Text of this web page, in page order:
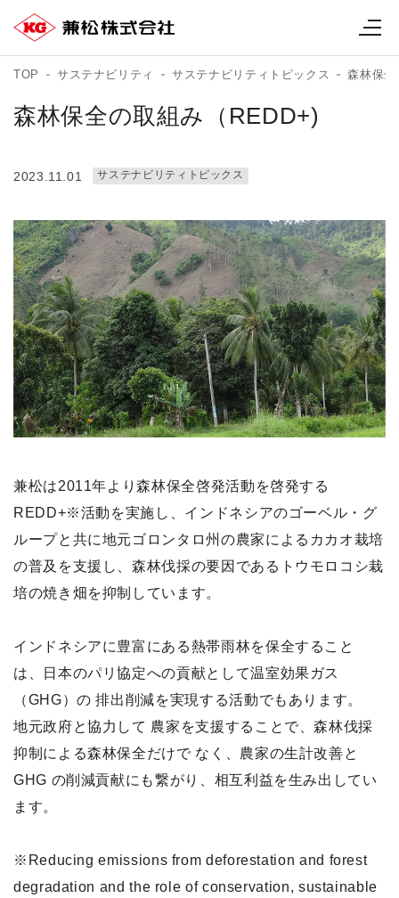
TOP サステナビリティ サステナビリティトピックス 森林保
森林保全の取組み（REDD+)
2023.11.01 サステナビリティトピックス
兼松は2011年より森林保全啓発活動を啓発する
REDD+※活動を実施し、インドネシアのゴーベル・グ
ループと共に地元ゴロンタロ州の農家によるカカオ栽培
の普及を支援し、森林伐採の要因であるトウモロコシ栽
培の焼き畑を抑制しています。
インドネシアに豊富にある熱帯雨林を保全すること
は、日本のパリ協定への貢献として温室効果ガス
（GHG）の 排出削減を実現する活動でもあります。
地元政府と協力して 農家を支援することで、森林伐採
抑制による森林保全だけで なく、農家の生計改善と
GHG の削減貢献にも繋がり、相互利益を生み出してい
ます。
※Reducing emissions from deforestation and forest
degradation and the role of conservation, sustainable